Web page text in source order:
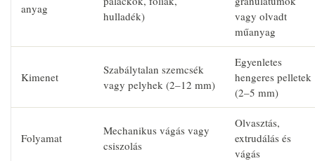
anyag
hulladék)
vagy olvadt
műanyag
Kimenet
Szabálytalan szemcsék
vagy pelyhek (2–12 mm)
Egyenletes
hengeres pelletek
(2–5 mm)
Folyamat
Mechanikus vágás vagy
csiszolás
Olvasztás,
extrudálás és
vágás